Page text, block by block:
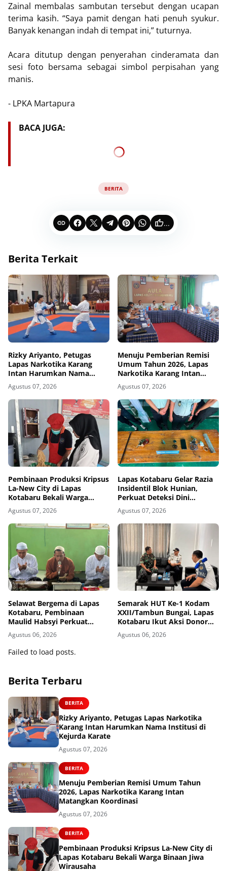
Zainal membalas sambutan tersebut dengan ucapan
terima kasih. “Saya pamit dengan hati penuh syukur.
Banyak kenangan indah di tempat ini,” tuturnya.
Acara ditutup dengan penyerahan cinderamata dan
sesi foto bersama sebagai simbol perpisahan yang
manis.
- LPKA Martapura
BACA JUGA:
BERITA
...
Berita Terkait
Rizky Ariyanto, Petugas
Lapas Narkotika Karang
Intan Harumkan Nama
Institusi di Kejurda Karate
Agustus 07, 2026
Menuju Pemberian Remisi
Umum Tahun 2026, Lapas
Narkotika Karang Intan
Matangkan Koordinasi
Agustus 07, 2026
Pembinaan Produksi Kripsus
La-New City di Lapas
Kotabaru Bekali Warga
Binaan Jiwa Wirausaha
Agustus 07, 2026
Lapas Kotabaru Gelar Razia
Insidentil Blok Hunian,
Perkuat Deteksi Dini
Gangguan Kamtib
Agustus 07, 2026
Selawat Bergema di Lapas
Kotabaru, Pembinaan
Maulid Habsyi Perkuat
Keimanan Warga Binaan
Agustus 06, 2026
Semarak HUT Ke-1 Kodam
XXII/Tambun Bungai, Lapas
Kotabaru Ikut Aksi Donor
Darah
Agustus 06, 2026
Failed to load posts.
Berita Terbaru
BERITA
Rizky Ariyanto, Petugas Lapas Narkotika
Karang Intan Harumkan Nama Institusi di
Kejurda Karate
Agustus 07, 2026
BERITA
Menuju Pemberian Remisi Umum Tahun
2026, Lapas Narkotika Karang Intan
Matangkan Koordinasi
Agustus 07, 2026
BERITA
Pembinaan Produksi Kripsus La-New City di
Lapas Kotabaru Bekali Warga Binaan Jiwa
Wirausaha